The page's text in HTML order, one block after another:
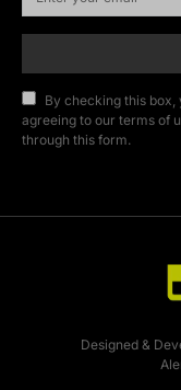
By checking this
agreeing to our terms of
through this form.
Designed &